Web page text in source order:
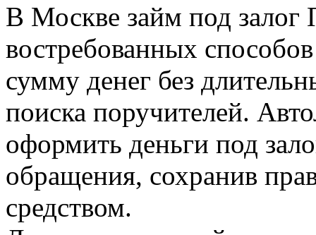
В Москве займ под
востребованных
сумму денег без
поиска поручителей.
оформить деньги под
обращения, сохранив
средством.